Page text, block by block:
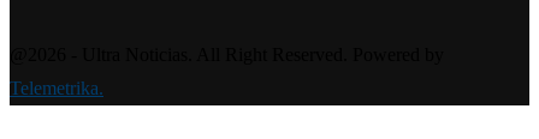
Telemetrika.